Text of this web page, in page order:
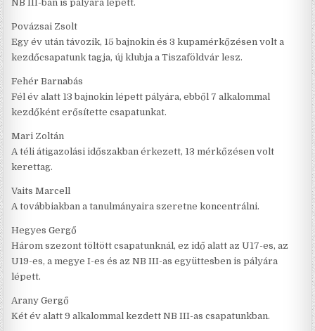
NB III-ban is pályára lépett.
Povázsai Zsolt
Egy év után távozik, 15 bajnokin és 3 kupamérkőzésen volt a
kezdőcsapatunk tagja, új klubja a Tiszaföldvár lesz.
Fehér Barnabás
Fél év alatt 13 bajnokin lépett pályára, ebből 7 alkalommal
kezdőként erősítette csapatunkat.
Mari Zoltán
A téli átigazolási időszakban érkezett, 13 mérkőzésen volt
kerettag.
Vaits Marcell
A továbbiakban a tanulmányaira szeretne koncentrálni.
Hegyes Gergő
Három szezont töltött csapatunknál, ez idő alatt az U17-es, az
U19-es, a megye I-es és az NB III-as együttesben is pályára
lépett.
Arany Gergő
Két év alatt 9 alkalommal kezdett NB III-as csapatunkban.